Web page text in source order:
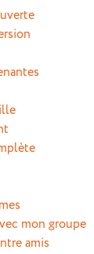
mon groupe
amis